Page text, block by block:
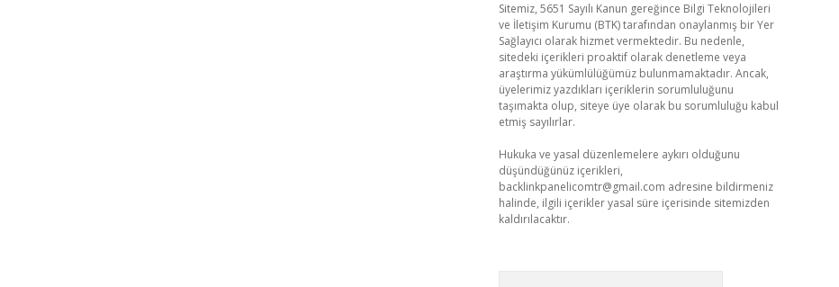
Sitemiz, 5651 Sayılı Kanun gereğince Bilgi Teknolojileri
ve İletişim Kurumu (BTK) tarafından onaylanmış bir Yer
Sağlayıcı olarak hizmet vermektedir. Bu nedenle,
sitedeki içerikleri proaktif olarak denetleme veya
araştırma yükümlülüğümüz bulunmamaktadır. Ancak,
üyelerimiz yazdıkları içeriklerin sorumluluğunu
taşımakta olup, siteye üye olarak bu sorumluluğu kabul
etmiş sayılırlar.
Hukuka ve yasal düzenlemelere aykırı olduğunu
düşündüğünüz içerikleri,
backlinkpanelicomtr@gmail.com adresine bildirmeniz
halinde, ilgili içerikler yasal süre içerisinde sitemizden
kaldırılacaktır.